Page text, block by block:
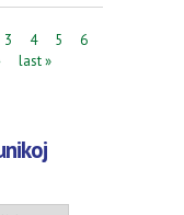
3 4 5
6
last »